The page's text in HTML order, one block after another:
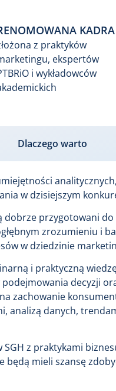
KADRA
z praktyków
ekspertów
i wykładowców
Dlaczego warto
w dzisiejszym
przygotowani
zrozumieniu i
w dziedzinie
i praktyczną
decyzji
zachowanie
analizą danych,
z praktykami
będą mieli szansę